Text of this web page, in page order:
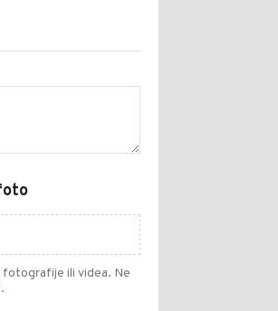
ili videa. Ne